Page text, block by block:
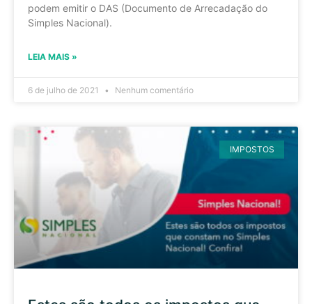
podem emitir o DAS (Documento de Arrecadação do
Simples Nacional).
LEIA MAIS »
6 de julho de 2021 Nenhum comentário
IMPOSTOS